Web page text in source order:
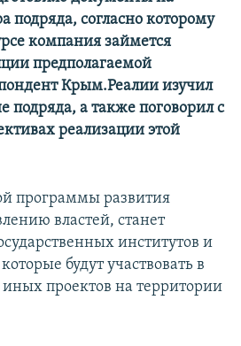
подряда, согласно которому
компания займется
предполагаемой
Крым.Реалии изучил
подряда, а также поговорил с
реализации этой
программы развития
властей, станет
институтов и
будут участвовать в
проектов на территории